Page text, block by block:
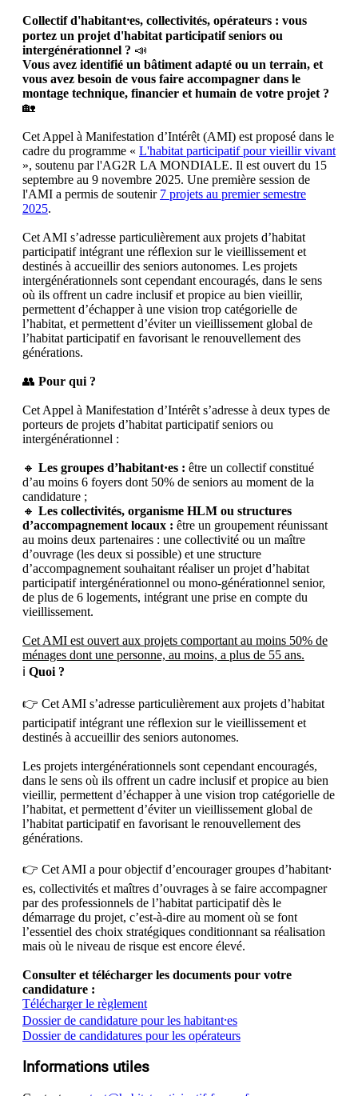
Collectif d'habitant⸱es, collectivités, opérateurs : vous
portez un projet d'habitat participatif seniors ou
intergénérationnel ? 📣
Vous avez identifié un bâtiment adapté ou un terrain, et
vous avez besoin de vous faire accompagner dans le
montage technique, financier et humain de votre projet ?
🏡
Cet Appel à Manifestation d’Intérêt (AMI) est proposé dans le
cadre du programme « L'habitat participatif pour vieillir vivant
», soutenu par l'AG2R LA MONDIALE. Il est ouvert du 15
septembre au 9 novembre 2025. Une première session de
l'AMI a permis de soutenir 7 projets au premier semestre
2025.
Cet AMI s’adresse particulièrement aux projets d’habitat
participatif intégrant une réflexion sur le vieillissement et
destinés à accueillir des seniors autonomes. Les projets
intergénérationnels sont cependant encouragés, dans le sens
où ils offrent un cadre inclusif et propice au bien vieillir,
permettent d’échapper à une vision trop catégorielle de
l’habitat, et permettent d’éviter un vieillissement global de
l’habitat participatif en favorisant le renouvellement des
générations.
👥 Pour qui ?
Cet Appel à Manifestation d’Intérêt s’adresse à deux types de
porteurs de projets d’habitat participatif seniors ou
intergénérationnel :
🔸 Les groupes d’habitant·es : être un collectif constitué
d’au moins 6 foyers dont 50% de seniors au moment de la
candidature ;
🔸 Les collectivités, organisme HLM ou structures
d’accompagnement locaux : être un groupement réunissant
au moins deux partenaires : une collectivité ou un maître
d’ouvrage (les deux si possible) et une structure
d’accompagnement souhaitant réaliser un projet d’habitat
participatif intergénérationnel ou mono-générationnel senior,
de plus de 6 logements, intégrant une prise en compte du
vieillissement.
Cet AMI est ouvert aux projets comportant au moins 50% de
ménages dont une personne, au moins, a plus de 55 ans.
ℹ️ Quoi ?
👉 Cet AMI s’adresse particulièrement aux projets d’habitat
participatif intégrant une réflexion sur le vieillissement et
destinés à accueillir des seniors autonomes.
Les projets intergénérationnels sont cependant encouragés,
dans le sens où ils offrent un cadre inclusif et propice au bien
vieillir, permettent d’échapper à une vision trop catégorielle de
l’habitat, et permettent d’éviter un vieillissement global de
l’habitat participatif en favorisant le renouvellement des
générations.
👉 Cet AMI a pour objectif d’encourager groupes d’habitant⸱
es, collectivités et maîtres d’ouvrages à se faire accompagner
par des professionnels de l’habitat participatif dès le
démarrage du projet, c’est-à-dire au moment où se font
l’essentiel des choix stratégiques conditionnant sa réalisation
mais où le niveau de risque est encore élevé.
Consulter et télécharger les documents pour votre
candidature :
Télécharger le règlement
Dossier de candidature pour les habitant⸱es
Dossier de candidatures pour les opérateurs
Informations utiles